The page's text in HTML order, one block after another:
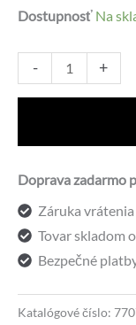
Dostupnosť Na
-
množstvo
Elektronický
88
(
expedícia
do
hodín
+
Doprava zadarmo
Záruka
Tovar skladom
Bezpečné
Katalógové číslo: